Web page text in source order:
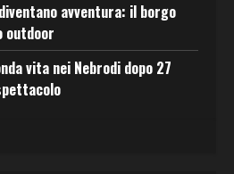
avventura: il borgo
outdoor
vita nei Nebrodi dopo 27